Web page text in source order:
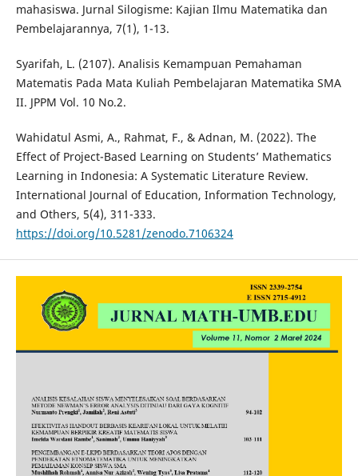
mahasiswa. Jurnal Silogisme: Kajian Ilmu Matematika dan
Pembelajarannya, 7(1), 1-13.
Syarifah, L. (2107). Analisis Kemampuan Pemahaman
Matematis Pada Mata Kuliah Pembelajaran Matematika SMA
II. JPPM Vol. 10 No.2.
Wahidatul Asmi, A., Rahmat, F., & Adnan, M. (2022). The
Effect of Project-Based Learning on Students’ Mathematics
Learning in Indonesia: A Systematic Literature Review.
International Journal of Education, Information Technology,
and Others, 5(4), 311-333.
https://doi.org/10.5281/zenodo.7106324